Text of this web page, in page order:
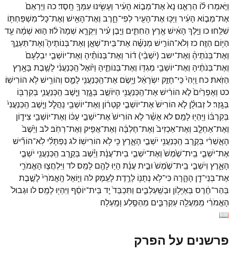
וַיֹּ֣אמְרוּל֗וֹ הַרְאֵ֤נוּ נָא֙אֶת־מְב֣וֹא הָעִ֔יר וְעָשִׂ֥ינוּעִמְּךָ֖ חָֽסֶד׃כה וַיַּרְאֵם֙
אֶת־מְב֣וֹא הָעִ֔יר וַיַּכּ֥וּאֶת־הָעִ֖ירלְפִי־חָ֑רֶב וְאֶת־הָאִ֥ישׁ וְאֶת־כָּל־מִשְׁפַּחְתּ֖וֹ
שִׁלֵּֽחוּ׃כו וַיֵּ֣לֶךְ הָאִ֔ישׁאֶ֖רֶץ הַחִתִּ֑ים וַיִּ֣בֶן עִ֗יר וַיִּקְרָ֤א שְׁמָהּ֙ל֔וּז ה֣וּא שְׁמָ֔הּ עַ֖ד
הַיּ֥וֹם הַזֶּֽה׃ כז וְלֹא־הוֹרִ֣ישׁ מְנַשֶּׁ֗ה אֶת־בֵּית־שְׁאָ֣ן וְאֶת־בְּנוֹתֶיהָ֮ וְאֶת־תַּעְנַ֣ךְ
וְאֶת־בְּנֹתֶיהָ֒ וְאֶת־ישב(יֹשְׁבֵ֨י)ד֜וֹר וְאֶת־בְּנוֹתֶ֗יהָ וְאֶת־יוֹשְׁבֵ֤י יִבְלְעָם֙
וְאֶת־בְּנֹתֶ֔יהָ וְאֶת־יוֹשְׁבֵ֥י מְגִדּ֖וֹ וְאֶת־בְּנוֹתֶ֑יהָ וַיּ֙וֹאֶל֙ הַֽכְּנַעֲנִ֔י לָשֶׁ֖בֶת בָּאָ֥רֶץ
הַזֹּֽאת׃כח וַֽיְהִי֙כִּֽי־חָזַ֣ק יִשְׂרָאֵ֔ל וַיָּ֥שֶׂם אֶת־הַֽכְּנַעֲנִ֖י לָמַ֑ס וְהוֹרֵ֖ישׁלֹ֥א הוֹרִישֽׁוֹ׃
כט וְאֶפְרַ֙יִם֙לֹ֣א הוֹרִ֔ישׁאֶת־הַֽכְּנַעֲנִ֖י הַיּוֹשֵׁ֣ב בְּגָ֑זֶר וַיֵּ֧שֶׁב הַֽכְּנַעֲנִ֛י בְּקִרְבּ֖וֹ
בְּגָֽזֶר׃לזְבוּלֻ֗ן לֹ֤א הוֹרִישׁ֙אֶת־יוֹשְׁבֵ֣י קִטְר֔וֹן וְאֶת־יוֹשְׁבֵ֖י נַהֲלֹ֑ל וַיֵּ֤שֶׁב הַֽכְּנַעֲנִי֙
בְּקִרְבּ֔וֹ וַיִּֽהְי֖וּלָמַֽס׃לאאָשֵׁ֗רלֹ֤א הוֹרִישׁ֙אֶת־יֹשְׁבֵ֣י עַכּ֔וֹ וְאֶת־יוֹשְׁבֵ֖י צִיד֑וֹן
וְאֶת־אַחְלָ֤ב וְאֶת־אַכְזִיב֙ וְאֶת־חֶלְבָּ֔ה וְאֶת־אֲפִ֖יק וְאֶת־רְחֹֽב׃לב וַיֵּ֙שֶׁב֙
הָאָ֣שֵׁרִ֔י בְּקֶ֥רֶב הַֽכְּנַעֲנִ֖י יֹשְׁבֵ֣י הָאָ֑רֶץכִּ֖י לֹ֥א הוֹרִישֽׁוֹ׃ לג נַפְתָּלִ֗י לֹֽא־הוֹרִ֞ישׁ
אֶת־יֹשְׁבֵ֤י בֵֽית־שֶׁ֙מֶשׁ֙ וְאֶת־יֹשְׁבֵ֣י בֵית־עֲנָ֔ת וַיֵּ֕שֶׁב בְּקֶ֥רֶב הַֽכְּנַעֲנִ֖י יֹשְׁבֵ֣י
הָאָ֑רֶץ וְיֹשְׁבֵ֤י בֵֽית־שֶׁ֙מֶשׁ֙ וּבֵ֣יתעֲנָ֔ת הָי֥וּלָהֶ֖ם לָמַֽס׃לד וַיִּלְחֲצ֧וּ הָאֱמֹרִ֛י
אֶת־בְּנֵי־דָ֖ן הָהָ֑רָה כִּי־לֹ֥א נְתָנ֖וֹ לָרֶ֥דֶתלָעֵֽמֶק׃ לה וַיּ֤וֹאֶל הָֽאֱמֹרִי֙לָשֶׁ֣בֶת
בְּהַר־חֶ֔רֶס בְּאַיָּל֖וֹן וּבְשַֽׁעַלְבִ֑ים וַתִּכְבַּד֙ יַ֣ד בֵּית־יוֹסֵ֔ף וַיִּהְי֖וּלָמַֽס׃לו וּגְבוּל֙
הָאֱמֹרִ֔י מִֽמַּעֲלֵ֖ה עַקְרַבִּ֑ים מֵהַסֶּ֖לַע וָמָֽעְלָה׃
📖
פרשנים על הפרק